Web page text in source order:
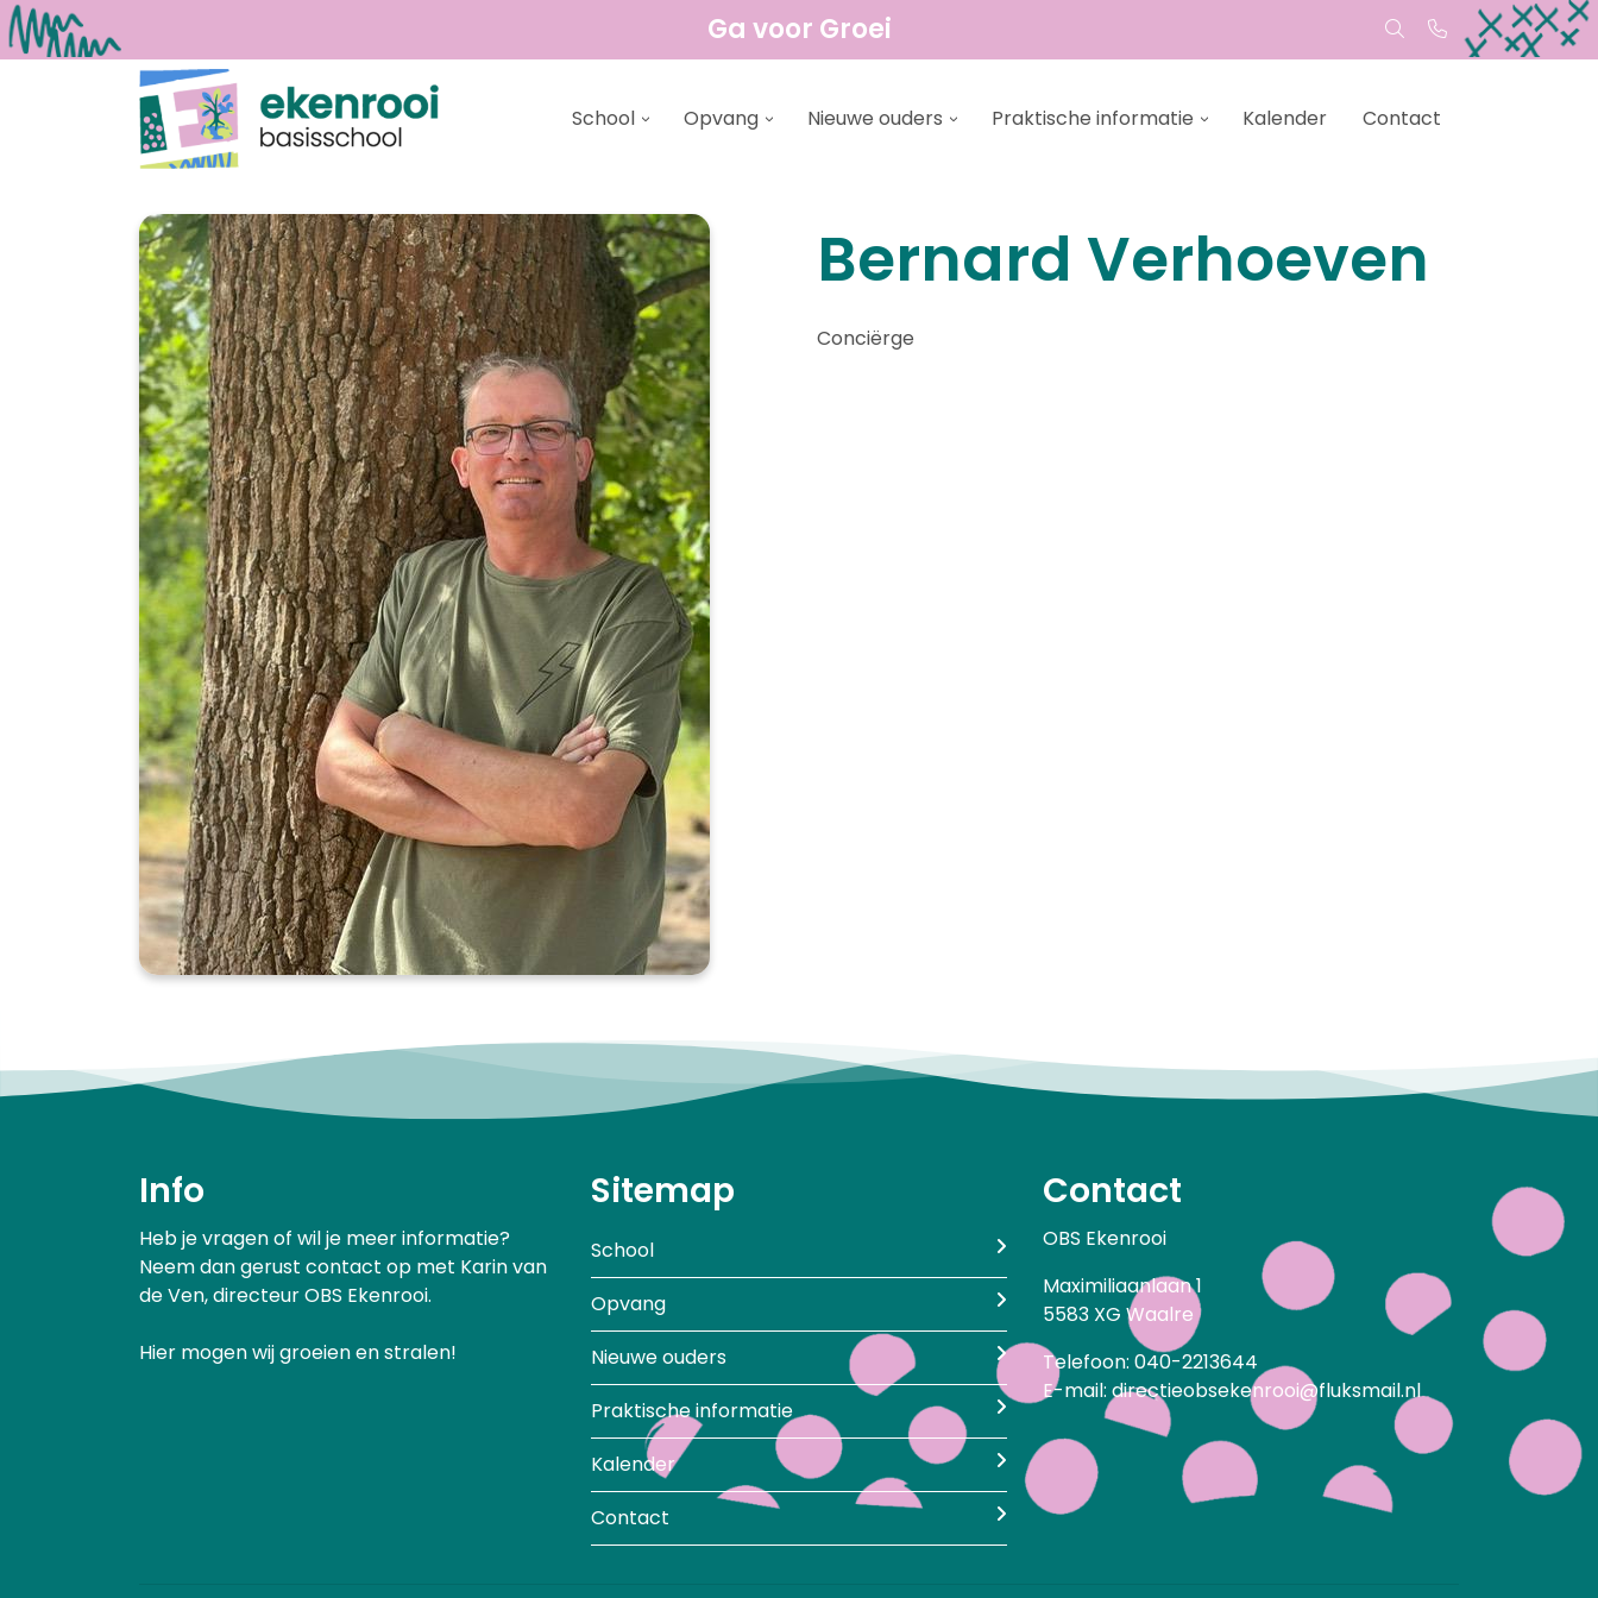
Ga voor Groei
School Opvang Nieuwe ouders Praktische informatie Kalender Contact
Bernard Verhoeven
Conciërge
Info
Heb je vragen of wil je meer informatie?
Neem dan gerust contact op met Karin van
de Ven, directeur OBS Ekenrooi.
Hier mogen wij groeien en stralen!
Sitemap
School
Opvang
Nieuwe ouders
Praktische informatie
Kalender
Contact
Contact
OBS Ekenrooi
Maximiliaanlaan 1
5583 XG Waalre
Telefoon: 040-2213644
E-mail: directieobsekenrooi@fluksmail.nl